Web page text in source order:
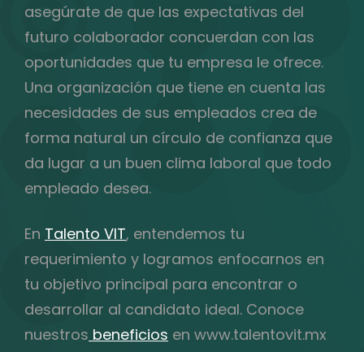
asegúrate de que las expectativas del
futuro colaborador concuerdan con las
oportunidades que tu empresa le ofrece.
Una organización que tiene en cuenta las
necesidades de sus empleados crea de
forma natural un círculo de confianza que
da lugar a un buen clima laboral que todo
empleado desea.
En Talento VIT, entendemos tu
requerimiento y logramos enfocarnos en
tu objetivo principal para encontrar o
desarrollar al candidato ideal. Conoce
nuestros beneficios en www.talentovit.mx